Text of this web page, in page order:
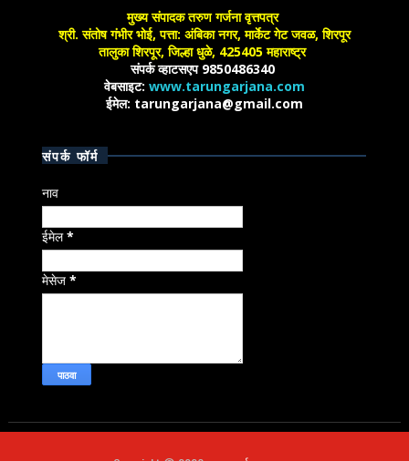
मुख्य संपादक तरुण गर्जना वृत्तपत्र
श्री. संतोष गंभीर भोई, पत्ता: अंबिका नगर, मार्केट गेट जवळ, शिरपूर
तालुका शिरपूर, जिल्हा धुळे, 425405 महाराष्ट्र
संपर्क व्हाटसएप 9850486340
वेबसाइट: www.tarungarjana.com
ईमेल: tarungarjana@gmail.com
संपर्क फॉर्म
नाव
ईमेल*
मेसेज*